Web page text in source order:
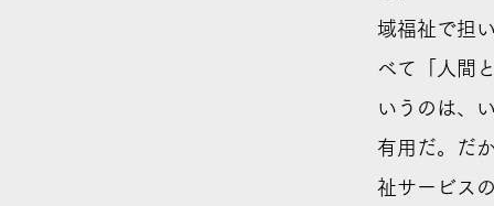
域福祉で担
べて「人間
いうのは、
有用だ。だ
祉サービス